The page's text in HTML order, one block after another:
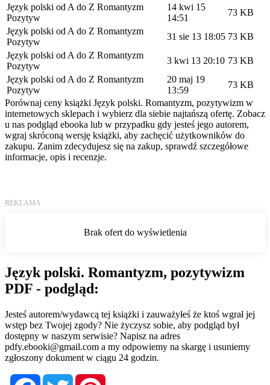
Język polski od A do Z Romantyzm
Pozytyw
14 kwi 15
14:51
73 KB
Język polski od A do Z Romantyzm
Pozytyw
31 sie 13 18:05 73 KB
Język polski od A do Z Romantyzm
Pozytyw
3 kwi 13 20:10 73 KB
Język polski od A do Z Romantyzm
Pozytyw
20 maj 19
13:59
73 KB
Porównaj ceny książki Język polski. Romantyzm, pozytywizm w
internetowych sklepach i wybierz dla siebie najtańszą ofertę. Zobacz
u nas podgląd ebooka lub w przypadku gdy jesteś jego autorem,
wgraj skróconą wersję książki, aby zachęcić użytkowników do
zakupu. Zanim zdecydujesz się na zakup, sprawdź szczegółowe
informacje, opis i recenzje.
Język polski. Romantyzm, pozytywizm
PDF - podgląd:
Jesteś autorem/wydawcą tej książki i zauważyłeś że ktoś wgrał jej
wstęp bez Twojej zgody? Nie życzysz sobie, aby podgląd był
dostępny w naszym serwisie? Napisz na adres
pdfy.ebooki@gmail.com a my odpowiemy na skargę i usuniemy
zgłoszony dokument w ciągu 24 godzin.
FacebookTwitter